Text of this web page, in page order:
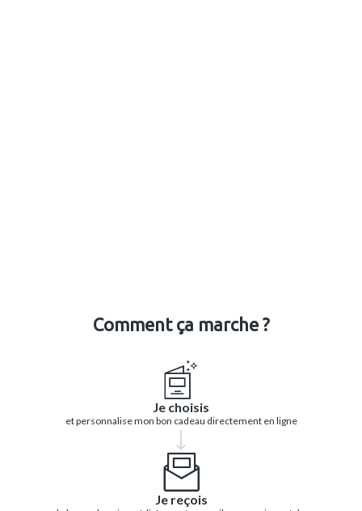
Comment ça marche ?
Je choisis
et personnalise mon bon cadeau directement en ligne
Je reçois